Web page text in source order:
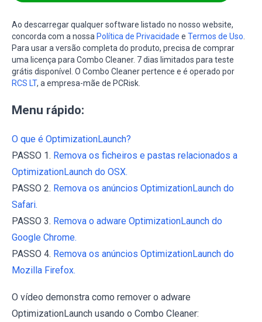
Ao descarregar qualquer software listado no nosso website,
concorda com a nossa Política de Privacidade e Termos de Uso
Para usar a versão completa do produto, precisa de comprar
uma licença para Combo Cleaner. 7 dias limitados para teste
grátis disponível. O Combo Cleaner pertence e é operado por
RCS LT, a empresa-mãe de PCRisk.
Menu rápido:
O que é OptimizationLaunch?
PASSO 1. Remova os ficheiros e pastas relacionados a
OptimizationLaunch do OSX.
PASSO 2. Remova os anúncios OptimizationLaunch do
Safari.
PASSO 3. Remova o adware OptimizationLaunch do
Google Chrome.
PASSO 4. Remova os anúncios OptimizationLaunch do
Mozilla Firefox.
O vídeo demonstra como remover o adware
OptimizationLaunch usando o Combo Cleaner: